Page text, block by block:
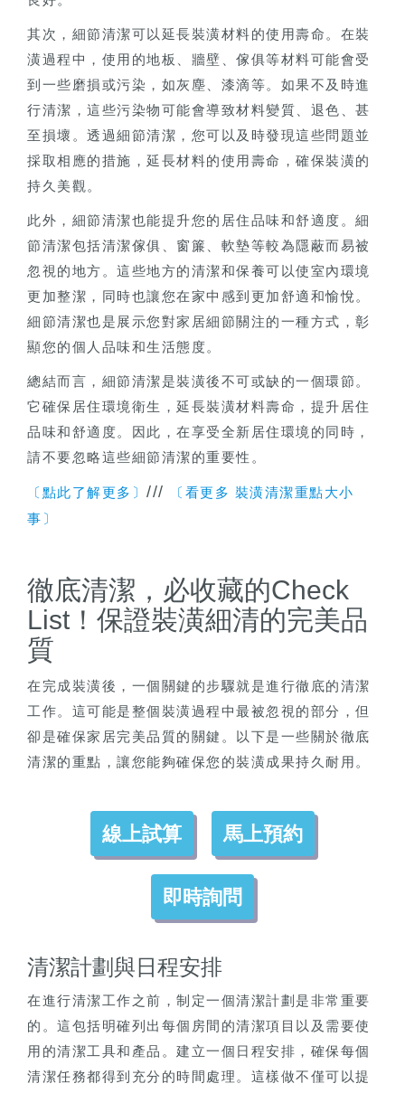
其次，細節清潔可以延長裝潢材料的使用壽命。在裝
潢過程中，使用的地板、牆壁、傢俱等材料可能會受
到一些磨損或污染，如灰塵、漆滴等。如果不及時進
行清潔，這些污染物可能會導致材料變質、退色、甚
至損壞。透過細節清潔，您可以及時發現這些問題並
採取相應的措施，延長材料的使用壽命，確保裝潢的
持久美觀。
此外，細節清潔也能提升您的居住品味和舒適度。細
節清潔包括清潔傢俱、窗簾、軟墊等較為隱蔽而易被
忽視的地方。這些地方的清潔和保養可以使室內環境
更加整潔，同時也讓您在家中感到更加舒適和愉悅。
細節清潔也是展示您對家居細節關注的一種方式，彰
顯您的個人品味和生活態度。
總結而言，細節清潔是裝潢後不可或缺的一個環節。
它確保居住環境衛生，延長裝潢材料壽命，提升居住
品味和舒適度。因此，在享受全新居住環境的同時，
請不要忽略這些細節清潔的重要性。
〔點此了解更多〕 ///
〔看更多 裝潢清潔重點大小
事〕
徹底清潔，必收藏的Check
List！保證裝潢細清的完美品
質
在完成裝潢後，一個關鍵的步驟就是進行徹底的清潔
工作。這可能是整個裝潢過程中最被忽視的部分，但
卻是確保家居完美品質的關鍵。以下是一些關於徹底
清潔的重點，讓您能夠確保您的裝潢成果持久耐用。
線上試算 馬上預約
即時詢問
清潔計劃與日程安排
在進行清潔工作之前，制定一個清潔計劃是非常重要
的。這包括明確列出每個房間的清潔項目以及需要使
用的清潔工具和產品。建立一個日程安排，確保每個
清潔任務都得到充分的時間處理。這樣做不僅可以提